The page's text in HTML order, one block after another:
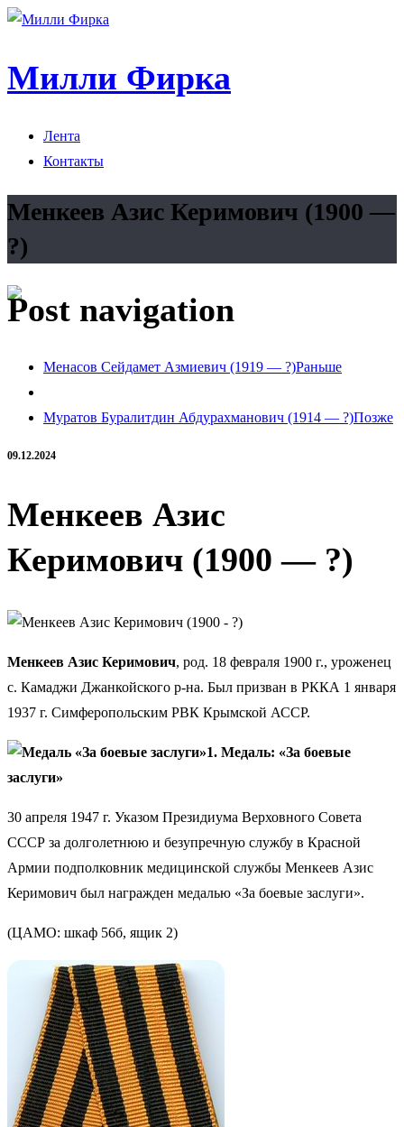
Милли Фирка
Лента
Контакты
Менкеев Азис Керимович (1900 —
?)
Post navigation
Менасов Сейдамет Азмиевич (1919 — ?)Раньше
Муратов Буралитдин Абдурахманович (1914 — ?)Позже
09.12.2024
Менкеев Азис
Керимович (1900 — ?)
Менкеев Азис Керимович, род. 18 февраля 1900 г., уроженец
с. Камаджи Джанкойского р-на. Был призван в РККА 1 января
1937 г. Симферопольским РВК Крымской АССР.
1. Медаль: «За боевые
заслуги»
30 апреля 1947 г. Указом Президиума Верховного Совета
СССР за долголетнюю и безупречную службу в Красной
Армии подполковник медицинской службы Менкеев Азис
Керимович был награжден медалью «За боевые заслуги».
(ЦАМО: шкаф 56б, ящик 2)